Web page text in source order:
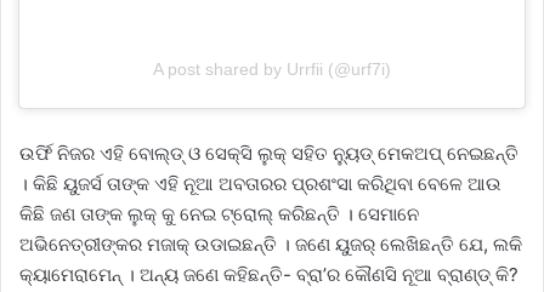
A post shared by Urrfii (@urf7i)
ଉର୍ଫି ନିଜର ଏହି ବୋଲ୍ଡ୍ ଓ ସେକ୍ସି ଲୁକ୍ ସହିତ ନ୍ୟୁଡ୍ ମେକଅପ୍ ନେଇଛନ୍ତି
। କିଛି ୟୁଜର୍ସ ତାଙ୍କ ଏହି ନୂଆ ଅବତାରର ପ୍ରଶଂସା କରିଥିବା ବେଳେ ଆଉ
କିଛି ଜଣ ତାଙ୍କ ଲୁକ୍ କୁ ନେଇ ଟ୍ରୋଲ୍ କରିଛନ୍ତି । ସେମାନେ
ଅଭିନେତ୍ରୀଙ୍କର ମଜାକ୍ ଉଡାଇଛନ୍ତି । ଜଣେ ୟୁଜର୍ ଲେଖିଛନ୍ତି ଯେ, ଲକି
କ୍ୟାମେରାମେନ୍ । ଅନ୍ୟ ଜଣେ କହିଛନ୍ତି- ବ୍ରା’ର କୌଣସି ନୂଆ ବ୍ରାଣ୍ଡ୍ କି?